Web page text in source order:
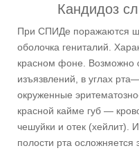
Кандидоз
При СПИДе поражаются
оболочка гениталий.
красном фоне. Возможно
изъязвлений, в углах
окруженные
красной кайме губ —
чешуйки и отек (хейлит).
полости рта осложняется